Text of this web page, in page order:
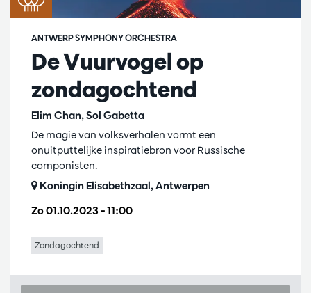
De Vuurvogel op
zondagochtend
Elim Chan, Sol Gabetta
ANTWERP SYMPHONY ORCHESTRA
Zo 01.10.2023– 11:00
De magie van volksverhalen vormt een
onuitputtelijke inspiratiebron voor Russische
componisten.
Koningin Elisabethzaal, Antwerpen
Zondagochtend